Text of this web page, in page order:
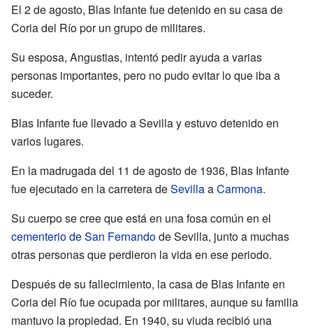
El 2 de agosto, Blas Infante fue detenido en su casa de
Coria del Río por un grupo de militares.
Su esposa, Angustias, intentó pedir ayuda a varias
personas importantes, pero no pudo evitar lo que iba a
suceder.
Blas Infante fue llevado a Sevilla y estuvo detenido en
varios lugares.
En la madrugada del 11 de agosto de 1936, Blas Infante
fue ejecutado en la carretera deSevillaaCarmona.
Su cuerpo se cree que está en una fosa común en el
cementerio de San Fernandode Sevilla, junto a muchas
otras personas que perdieron la vida en ese periodo.
Después de su fallecimiento, la casa de Blas Infante en
Coria del Río fue ocupada por militares, aunque su familia
mantuvo la propiedad. En 1940, su viuda recibió una